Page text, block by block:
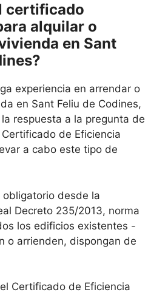
certificado
alquilar o
en Sant
experiencia en arrendar o
en Sant Feliu de Codines,
respuesta a la pregunta de
de Eficiencia
a cabo este tipo de
obligatorio desde la
Decreto 235/2013, norma
los edificios existentes -
o arrienden, dispongan de
Certificado de Eficiencia